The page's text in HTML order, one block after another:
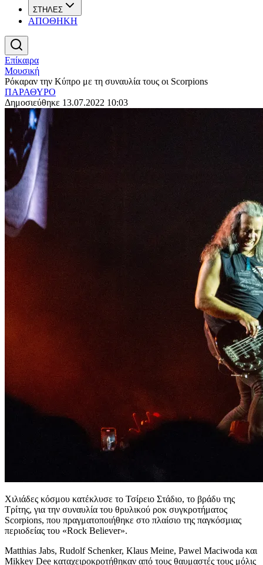
ΣΤΗΛΕΣ
ΑΠΟΘΗΚΗ
Επίκαιρα
Μουσική
Ρόκαραν την Κύπρο με τη συναυλία τους οι Scorpions
ΠΑΡΑΘΥΡΟ
Δημοσιεύθηκε 13.07.2022 10:03
Χιλιάδες κόσμου κατέκλυσε το Τσίρειο Στάδιο, το βράδυ της
Τρίτης, για την συναυλία του θρυλικού ροκ συγκροτήματος
Scorpions, που πραγματοποιήθηκε στο πλαίσιο της παγκόσμιας
περιοδείας του «Rock Believer».
Matthias Jabs, Rudolf Schenker, Klaus Meine, Pawel Maciwoda και
Mikkey Dee καταχειροκροτήθηκαν από τους θαυμαστές τους μόλις